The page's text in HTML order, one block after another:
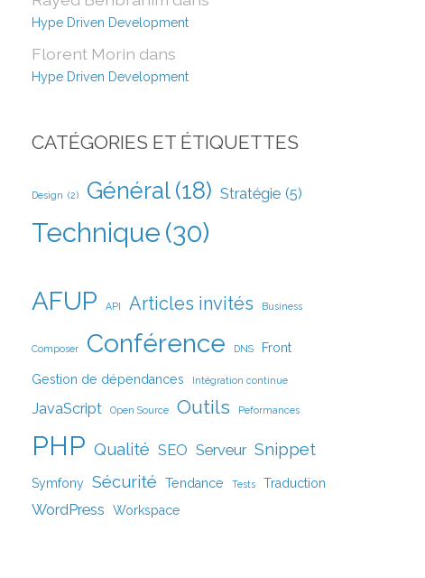
Hype Driven Development
Florent Morin dans
Hype Driven Development
CATÉGORIES ET ÉTIQUETTES
Design (2) Général (18) Stratégie (5)
Technique (30)
AFUP API Articles invités Business
Composer Conférence DNS Front
Gestion de dépendances Intégration continue
JavaScript Open Source Outils Peformances
PHP Qualité SEO Serveur Snippet
Symfony Sécurité Tendance Tests Traduction
WordPress Workspace